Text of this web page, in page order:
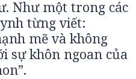
Như một trong các
từng viết:
mẽ và không
sự khôn ngoan của